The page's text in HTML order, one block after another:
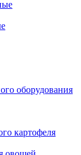
оборудования
картофеля